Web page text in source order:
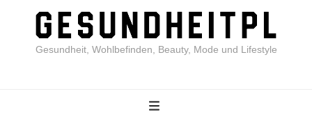
Gesundheit, Wohlbefinden, Beauty, Mode und Lifestyle